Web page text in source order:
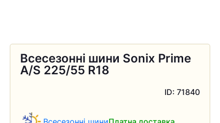
Всесезонні шини Sonix Prime
A/S 225/55 R18
ID: 71840